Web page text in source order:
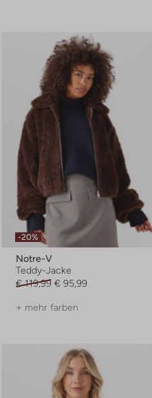
-20%
Notre-V
Teddy-Jacke
€ 119,99 € 95,99
+ mehr farben